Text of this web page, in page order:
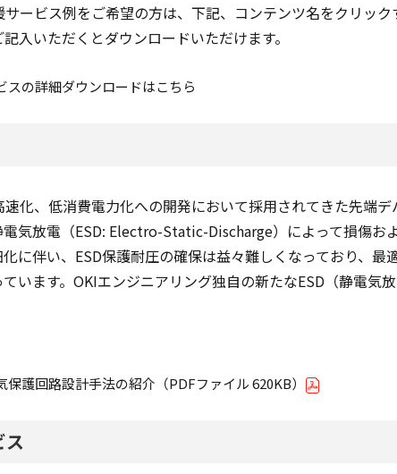
ービス例をご希望の方は、下記、コンテンツ名をクリッ
入いただくとダウンロードいただけます。
スの詳細ダウンロードはこちら
化、低消費電力化への開発において採用されてきた先端
気放電（ESD: Electro-Static-Discharge）によって損傷お
に伴い、ESD保護耐圧の確保は益々難しくなっており、最
います。OKIエンジニアリング独自の新たなESD（静電気
護回路設計手法の紹介（PDFファイル 620KB）
ス